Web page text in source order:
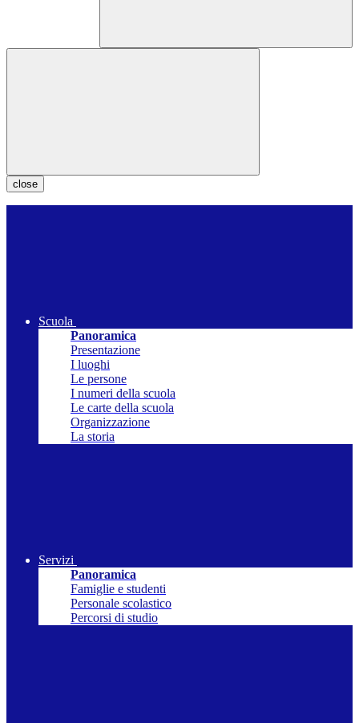
close
Scuola
Panoramica
Presentazione
I luoghi
Le persone
I numeri della scuola
Le carte della scuola
Organizzazione
La storia
Servizi
Panoramica
Famiglie e studenti
Personale scolastico
Percorsi di studio